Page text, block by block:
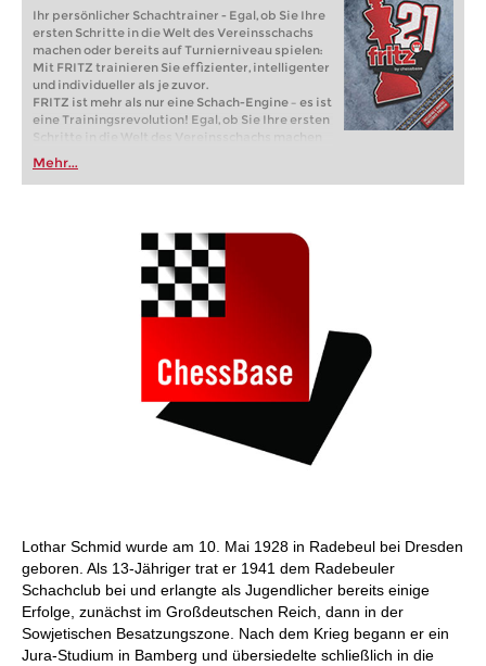
Ihr persönlicher Schachtrainer - Egal, ob Sie Ihre
ersten Schritte in die Welt des Vereinsschachs
machen oder bereits auf Turnierniveau spielen:
Mit FRITZ trainieren Sie effizienter, intelligenter
und individueller als je zuvor.
FRITZ ist mehr als nur eine Schach-Engine – es ist
eine Trainingsrevolution! Egal, ob Sie Ihre ersten
Schritte in die Welt des Vereinsschachs machen
oder bereits auf Turnierniveau spielen: Mit
FRITZ trainieren Sie effizienter, intelligenter und
individueller als je zuvor.
Mehr...
Lothar Schmid wurde am 10. Mai 1928 in Radebeul bei Dresden
geboren. Als 13-Jähriger trat er 1941 dem Radebeuler
Schachclub bei und erlangte als Jugendlicher bereits einige
Erfolge, zunächst im Großdeutschen Reich, dann in der
Sowjetischen Besatzungszone. Nach dem Krieg begann er ein
Jura-Studium in Bamberg und übersiedelte schließlich in die